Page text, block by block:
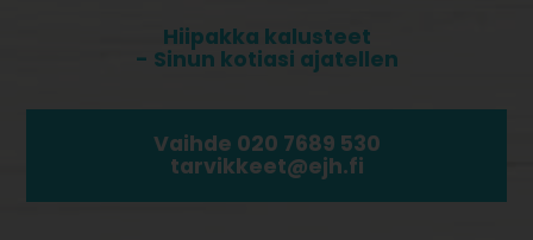
Hiipakka kalusteet
- Sinun kotiasi ajatellen
Vaihde 020 7689 530
tarvikkeet@ejh.fi